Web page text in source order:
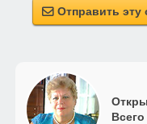
 Отправить эту